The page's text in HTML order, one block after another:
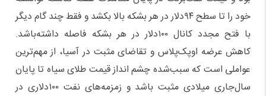
خود را تا سطح ۹۴‌دلار در هر بشکه بالا بکشد و فقط چند گام دیگر
با فتح مجدد کانال ۱۰۰‌دلار در هر بشکه فاصله داشته‌باشد.
کاهش عرضه اوپک‌پلاس و تقاضای مثبت در آسیا، از مهم‌ترین
عواملی است که سبب‌شده چشم انداز قیمت طلای سیاه تا پایان
سال‌جاری میلادی مثبت باشد و زمزمه‌های نفت ۱۰۰دلاری در